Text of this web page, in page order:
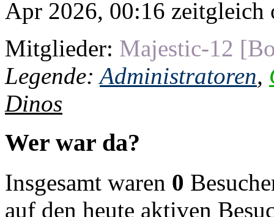
Apr 2026, 00:16 zeitgleich
Mitglieder: Majestic-12
Legende: Administratoren,
Dinos
Wer war da?
Insgesamt waren 0
auf den heute aktiven